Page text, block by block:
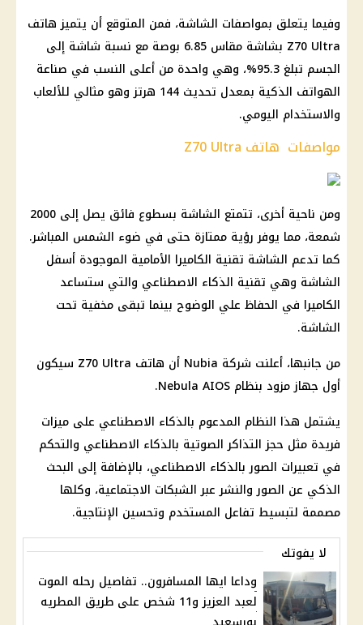
وفيما يتعلق بمواصفات الشاشة، فمن المتوقع أن يتميز هاتف
Z70 Ultra بشاشة مقاس 6.85 بوصة مع نسبة شاشة إلى
الجسم تبلغ 95.3%، وهي واحدة من أعلى النسب في صناعة
الهواتف الذكية بمعدل تحديث 144 هرتز وهو مثالي للألعاب
والاستخدام اليومي.
مواصفات هاتف Z70 Ultra
ومن ناحية أخرى، تتمتع الشاشة بسطوع فائق يصل إلى 2000
شمعة، مما يوفر رؤية ممتازة حتى في ضوء الشمس المباشر.
كما تدعم الشاشة تقنية الكاميرا الأمامية الموجودة أسفل
الشاشة وهي تقنية الذكاء الاصطناعي والتي ستساعد
الكاميرا في الحفاظ علي الوضوح بينما تبقى مخفية تحت
الشاشة.
من جانبها، أعلنت شركة Nubia أن هاتف Z70 Ultra سيكون
أول جهاز مزود بنظام Nebula AIOS.
يشتمل هذا النظام المدعوم بالذكاء الاصطناعي على ميزات
فريدة مثل حجز التذاكر الصوتية بالذكاء الاصطناعي والتحكم
في تعبيرات الصور بالذكاء الاصطناعي، بالإضافة إلى البحث
الذكي عن الصور والنشر عبر الشبكات الاجتماعية، وكلها
مصممة لتبسيط تفاعل المستخدم وتحسين الإنتاجية.
لا يفوتك
وداعا ايها المسافرون.. تفاصيل رحله الموت
لعبد العزيز و11 شخص على طريق المطريه